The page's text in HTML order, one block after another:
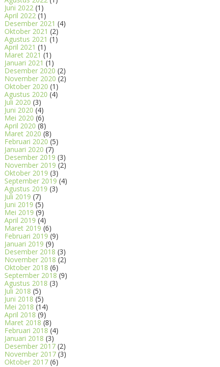
Juni 2022 (1)
April 2022 (1)
Desember 2021 (4)
Oktober 2021 (2)
Agustus 2021 (1)
April 2021 (1)
Maret 2021 (1)
Januari 2021 (1)
Desember 2020 (2)
November 2020 (2)
Oktober 2020 (1)
Agustus 2020 (4)
Juli 2020 (3)
Juni 2020 (4)
Mei 2020 (6)
April 2020 (8)
Maret 2020 (8)
Februari 2020 (5)
Januari 2020 (7)
Desember 2019 (3)
November 2019 (2)
Oktober 2019 (3)
September 2019 (4)
Agustus 2019 (3)
Juli 2019 (7)
Juni 2019 (5)
Mei 2019 (9)
April 2019 (4)
Maret 2019 (6)
Februari 2019 (9)
Januari 2019 (9)
Desember 2018 (3)
November 2018 (2)
Oktober 2018 (6)
September 2018 (9)
Agustus 2018 (3)
Juli 2018 (5)
Juni 2018 (5)
Mei 2018 (14)
April 2018 (9)
Maret 2018 (8)
Februari 2018 (4)
Januari 2018 (3)
Desember 2017(2)
November 2017(3)
Oktober 2017(6)